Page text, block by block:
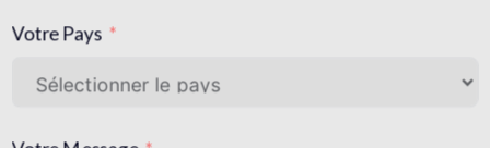
Votre Pays